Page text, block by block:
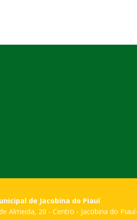
de Jacobina do Piauí
Almeida, 20 - Centro - Jacobina do